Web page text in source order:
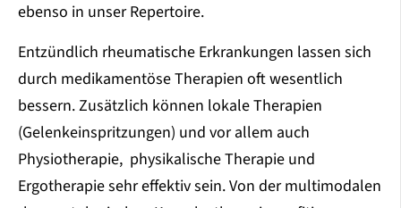
ebenso in unser Repertoire.
Entzündlich rheumatische Erkrankungen lassen sich
durch medikamentöse Therapien oft wesentlich
bessern. Zusätzlich können lokale Therapien
(Gelenkeinspritzungen) und vor allem auch
Physiotherapie, physikalische Therapie und
Ergotherapie sehr effektiv sein. Von der multimodalen